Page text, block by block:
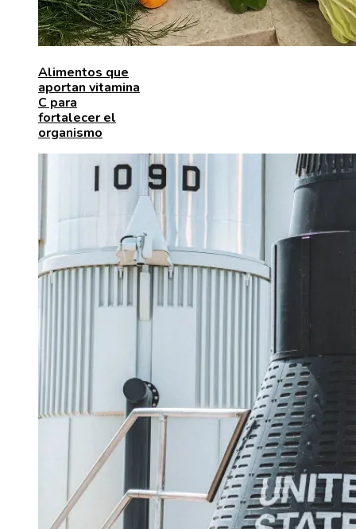
Alimentos que
aportan vitamina
C para
fortalecer el
organismo